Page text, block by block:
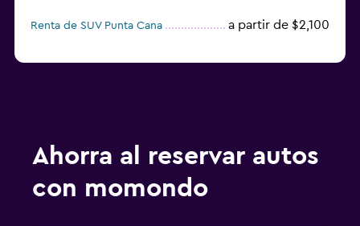
Renta de SUV Punta Cana a partir de $2,100
Ahorra al reservar autos
con momondo